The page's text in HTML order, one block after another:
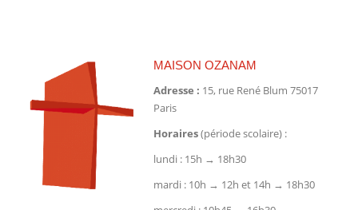
MAISON OZANAM
Adresse : 15, rue René Blum 75017
Paris
Horaires(période scolaire) :
lundi : 15h → 18h30
mardi : 10h → 12h et 14h → 18h30